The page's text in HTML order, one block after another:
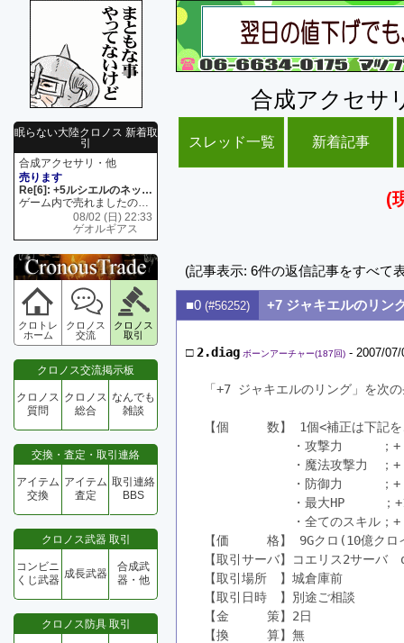
眠らない大陸クロノス 新着取
引
合成アクセサリ・他
売ります
Re[6]: +5ルシエルのネックレス
ゲーム内で売れましたので 在庫がネク1 リング4 となります リングのお値段は80G といたします
08/02 (日) 22:33
ゲオルギアス
クロトレ
ホーム
クロノス
交流
クロノス
取引
クロノス交流掲示板
クロノス
質問
クロノス
総合
なんでも
雑談
交換・査定・取引連絡
アイテム
交換
アイテム
査定
取引連絡
BBS
クロノス武器 取引
コンビニ
くじ武器 成長武器
合成武
器・他
クロノス防具 取引
合成アクセサ
スレッド一覧 新着記事
(
(記事表示: 6件の返信記事をすべて
■0 (#56252) +7 ジャキエルのリン
□ 2.diag ボーンアーチャー(187回) - 2007/
「+7 ジャキエルのリング」を次
【個　　　数】 1個<補正は下記
・攻撃力　　　；+
・魔法攻撃力　；+
・防御力　　　；+
・最大HP　　　；
・全てのスキル；+
【価　　　格】 9Gクロ(10億ク
【取引サーバ】コエリス2サーバ
【取引場所　】城倉庫前
【取引日時　】別途ご相談
【金　　　策】2日
【換　　　算】無